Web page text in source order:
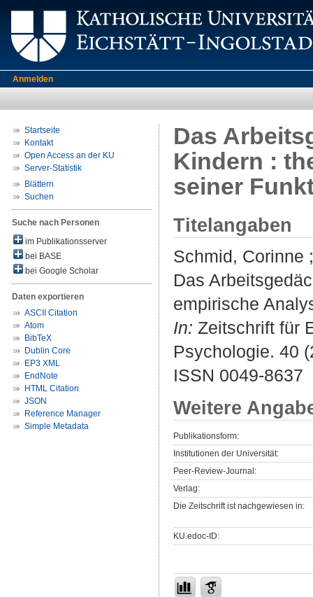
Anmelden
Startseite
Kontakt
Open Access an der KU
Server-Statistik
Blättern
Suchen
Suche nach Personen
im Publikationsserver
bei BASE
bei Google Scholar
Daten exportieren
ASCII Citation
Atom
BibTeX
Dublin Core
EP3 XML
EndNote
HTML Citation
JSON
Reference Manager
Simple Metadata
Das
Kindern :
seiner
Titelangaben
Schmid, Corinne
Das
empirische
In: Zeitschrift für
Psychologie. 40
ISSN 0049-8637
Weitere
Publikationsform:
Institutionen der Universität:
Peer-Review-Journal:
Verlag:
Die Zeitschrift ist nachgewiesen in:
KU.edoc-ID: